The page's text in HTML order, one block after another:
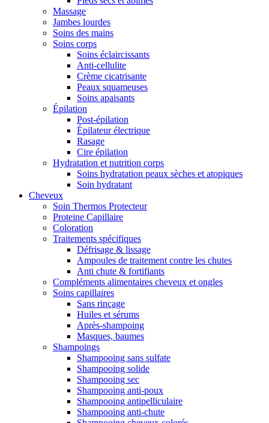
Massage
Jambes lourdes
Soins des mains
Soins corps
Soins éclaircissants
Anti-cellulite
Crème cicatrisante
Peaux squameuses
Soins apaisants
Épilation
Post-épilation
Épilateur électrique
Rasage
Cire épilation
Hydratation et nutrition corps
Soins hydratation peaux sèches et atopiques
Soin hydratant
Cheveux
Soin Thermos Protecteur
Proteine Capillaire
Coloration
Traitements spécifiques
Défrisage & lissage
Ampoules de traitement contre les chutes
Anti chute & fortifiants
Compléments alimentaires cheveux et ongles
Soins capillaires
Sans rinçage
Huiles et sérums
Après-shampoing
Masques, baumes
Shampoings
Shampooing sans sulfate
Shampooing solide
Shampooing sec
Shampooing anti-poux
Shampooing antipelliculaire
Shampooing anti-chute